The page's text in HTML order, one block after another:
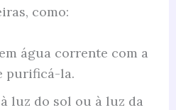
como:
água corrente com a
purificá-la.
luz do sol ou à luz da